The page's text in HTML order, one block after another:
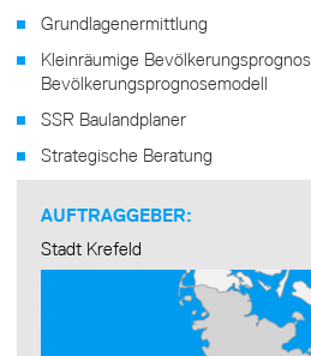
Grundlagenermittlung
Kleinräumige
Bevölkerungsprognosemodell
SSR Baulandplaner
Strategische Beratung
AUFTRAGGEBER:
Stadt Krefeld